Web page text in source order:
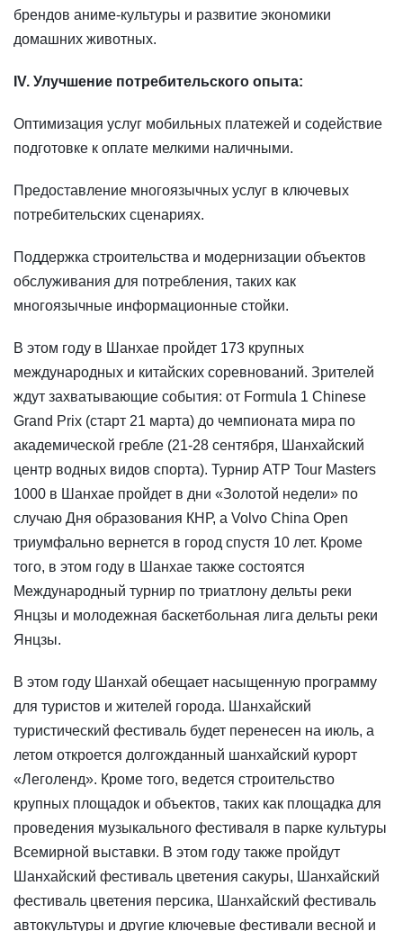
брендов аниме-культуры и развитие экономики
домашних животных.
IV. Улучшение потребительского опыта:
Оптимизация услуг мобильных платежей и содействие
подготовке к оплате мелкими наличными.
Предоставление многоязычных услуг в ключевых
потребительских сценариях.
Поддержка строительства и модернизации объектов
обслуживания для потребления, таких как
многоязычные информационные стойки.
В этом году в Шанхае пройдет 173 крупных
международных и китайских соревнований. Зрителей
ждут захватывающие события: от Formula 1 Chinese
Grand Prix (старт 21 марта) до чемпионата мира по
академической гребле (21-28 сентября, Шанхайский
центр водных видов спорта). Турнир ATP Tour Masters
1000 в Шанхае пройдет в дни «Золотой недели» по
случаю Дня образования КНР, а Volvo China Open
триумфально вернется в город спустя 10 лет. Кроме
того, в этом году в Шанхае также состоятся
Международный турнир по триатлону дельты реки
Янцзы и молодежная баскетбольная лига дельты реки
Янцзы.
В этом году Шанхай обещает насыщенную программу
для туристов и жителей города. Шанхайский
туристический фестиваль будет перенесен на июль, а
летом откроется долгожданный шанхайский курорт
«Леголенд». Кроме того, ведется строительство
крупных площадок и объектов, таких как площадка для
проведения музыкального фестиваля в парке культуры
Всемирной выставки. В этом году также пройдут
Шанхайский фестиваль цветения сакуры, Шанхайский
фестиваль цветения персика, Шанхайский фестиваль
автокультуры и другие ключевые фестивали весной и